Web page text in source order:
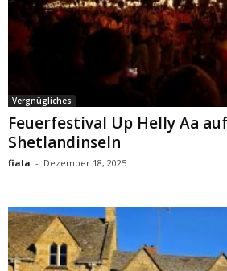
Vergnügliches
Feuerfestival Up Helly Aa
Shetlandinseln
fiala - Dezember 18, 2025